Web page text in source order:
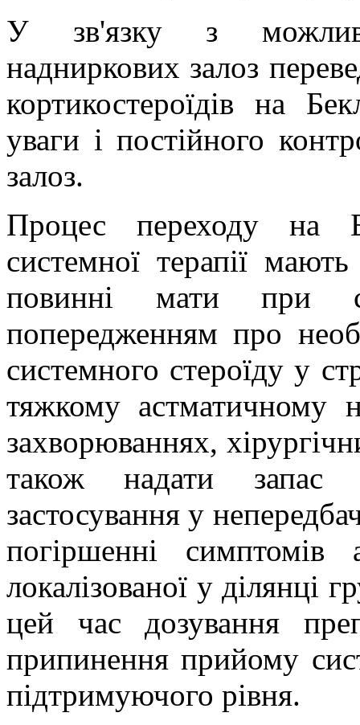
У зв'язку з
надниркових залоз
кортикостероїдів на
уваги і постійного
залоз.
Процес переходу на
системної терапії
повинні мати при
попередженням про
системного стероїду у
тяжкому астматичному
захворюваннях,
також надати запас
застосування у
погіршенні симптомів
локалізованої у ділянці
цей час дозування
припинення прийому
підтримуючого рівня.